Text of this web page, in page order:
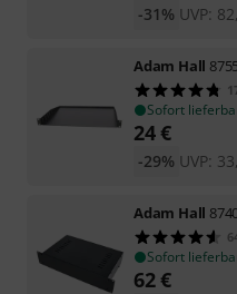
UVP:
-31%
Adam Hall
Sofort
24€
UVP:
-29%
Adam Hall
Sofort
62€